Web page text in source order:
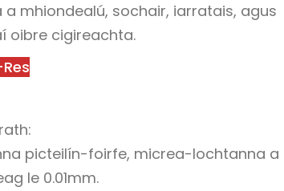
mhiondealú, sochair, iarratais, agus
oibre cigireachta.
picteilín-foirfe, micrea-lochtanna a
le 0.01mm.